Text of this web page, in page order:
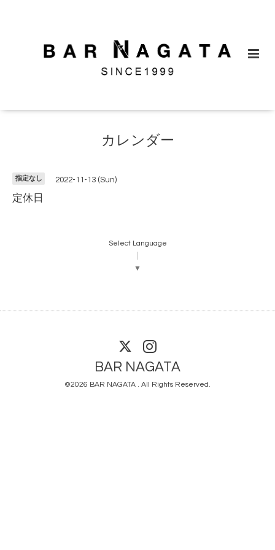
カレンダー
指定なし 2022-11-13 (Sun)
定休日
Select Language
▼
BAR NAGATA
©2026 BAR NAGATA . All Rights Reserved.